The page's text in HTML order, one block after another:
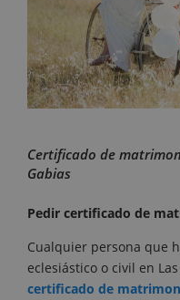
Certificado de
Gabias
Pedir certificado de
Cualquier persona que
eclesiástico o civil en
certificado de